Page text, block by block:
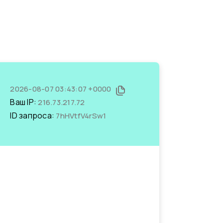
2026-08-07 03:43:07 +0000
Ваш IP:216.73.217.72
ID запроса: 7hHVtfV4rSw1